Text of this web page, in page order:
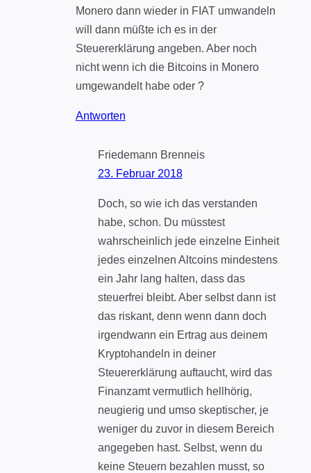
Monero dann wieder in FIAT umwandeln
will dann müßte ich es in der
Steuererklärung angeben. Aber noch
nicht wenn ich die Bitcoins in Monero
umgewandelt habe oder ?
Antworten
Friedemann Brenneis
23. Februar 2018
Doch, so wie ich das verstanden
habe, schon. Du müsstest
wahrscheinlich jede einzelne Einheit
jedes einzelnen Altcoins mindestens
ein Jahr lang halten, dass das
steuerfrei bleibt. Aber selbst dann ist
das riskant, denn wenn dann doch
irgendwann ein Ertrag aus deinem
Kryptohandeln in deiner
Steuererklärung auftaucht, wird das
Finanzamt vermutlich hellhörig,
neugierig und umso skeptischer, je
weniger du zuvor in diesem Bereich
angegeben hast. Selbst, wenn du
keine Steuern bezahlen musst, so